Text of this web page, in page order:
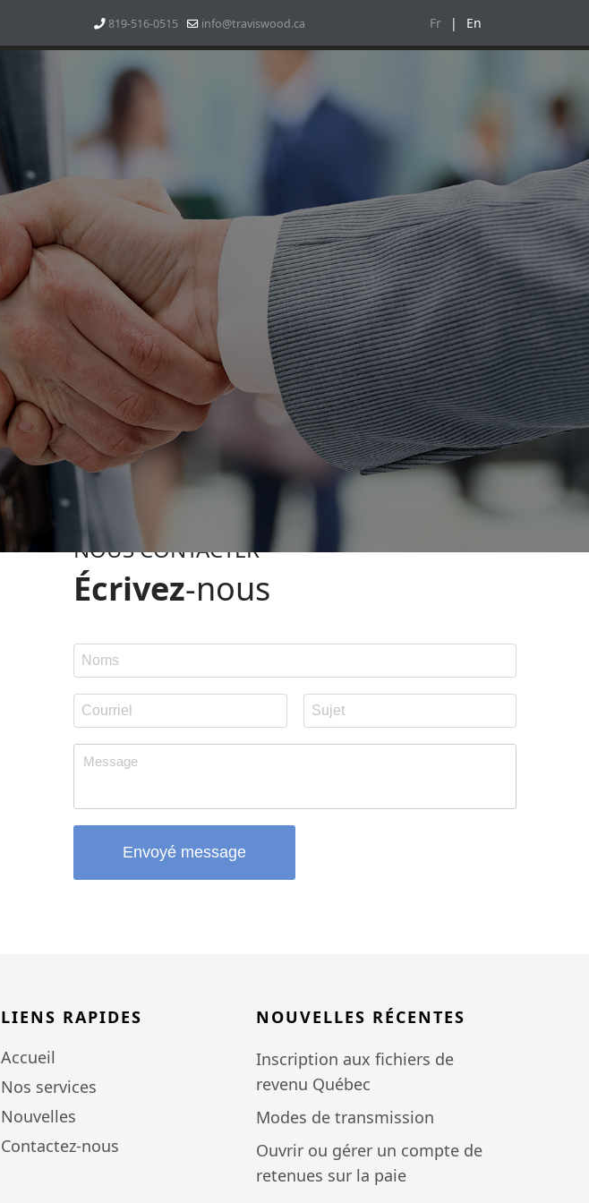
819-516-0515 info@traviswood.ca Fr | En
NOS SERVICES NOUVELLES
NOUS CONTACTER
Écrivez-nous
Envoyé message
LIENS RAPIDES
Accueil
Nos services
Nouvelles
Contactez-nous
NOUVELLES RÉCENTES
Inscription aux fichiers de
revenu Québec
Modes de transmission
Ouvrir ou gérer un compte de
retenues sur la paie